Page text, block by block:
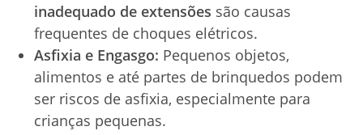
inadequado de extensões são causas
frequentes de choques elétricos.
Asfixia e Engasgo: Pequenos objetos,
alimentos e até partes de brinquedos podem
ser riscos de asfixia, especialmente para
crianças pequenas.